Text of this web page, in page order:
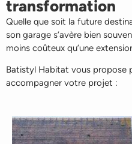
transformation
Quelle que soit la future
son garage s’avère bien
moins coûteux qu’une
Batistyl Habitat vous propose
accompagner votre projet :